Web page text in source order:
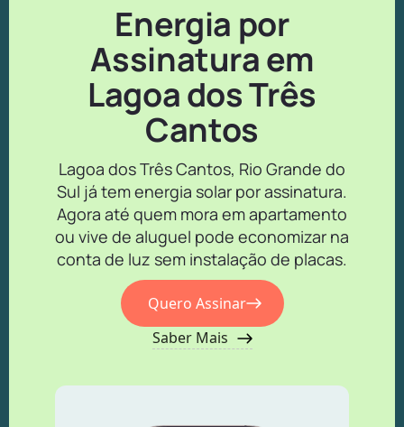
Energia por
Assinatura em
Lagoa dos Três
Cantos
Lagoa dos Três Cantos, Rio Grande do
Sul já tem energia solar por assinatura.
Agora até quem mora em apartamento
ou vive de aluguel pode economizar na
conta de luz sem instalação de placas.
Quero Assinar
Saber Mais